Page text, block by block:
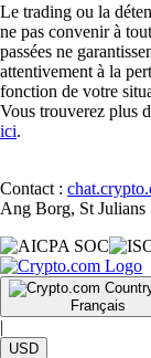
Le trading ou la
ne pas convenir à
passées ne
attentivement à la
fonction de votre
Vous trouverez plus
ici.
Contact :
Ang Borg, St
Français
|
USD